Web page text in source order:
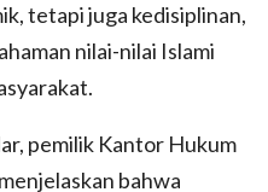
tetapi juga kedisiplinan,
nilai-nilai Islami
pemilik Kantor Hukum
bahwa